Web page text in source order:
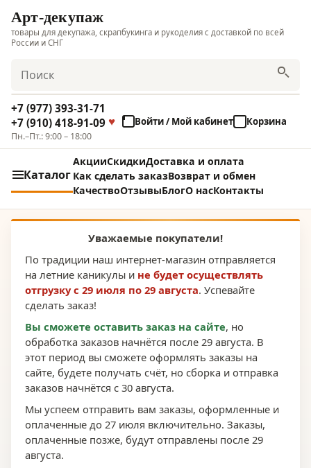
Арт-декупаж
товары для декупажа, скрапбукинга и рукоделия с доставкой по всей
России и СНГ
+7 (977) 393-31-71
+7 (910) 418-91-09
Пн.–Пт.: 9:00 – 18:00
Войти / Мой кабинет Корзина
Каталог
АкцииСкидкиДоставка и оплата
Как сделать заказВозврат и обмен
КачествоОтзывыБлогО насКонтакты
Уважаемые покупатели!
По традиции наш интернет-магазин отправляется
на летние каникулы и не будет осуществлять
отгрузку с 29 июля по 29 августа. Успевайте
сделать заказ!
Вы сможете оставить заказ на сайте, но
обработка заказов начнётся после 29 августа. В
этот период вы сможете оформлять заказы на
сайте, будете получать счёт, но сборка и отправка
заказов начнётся с 30 августа.
Мы успеем отправить вам заказы, оформленные и
оплаченные до 27 июля включительно. Заказы,
оплаченные позже, будут отправлены после 29
августа.